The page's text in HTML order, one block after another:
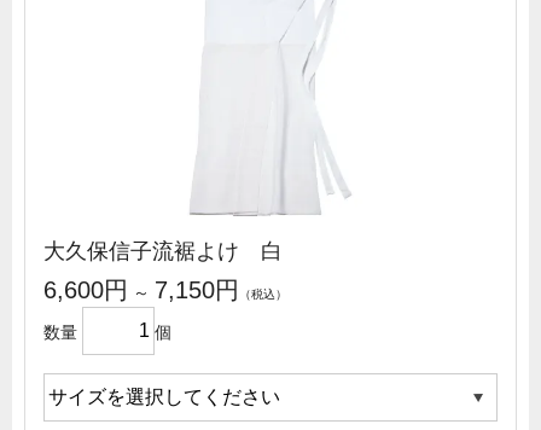
大久保信子流裾よけ 白
6,600円 ～ 7,150円
数量 個